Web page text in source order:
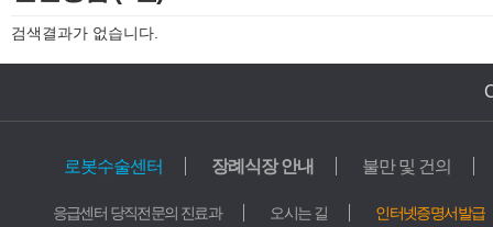
검색결과가 없습니다.
의료기관
가톨릭중앙의료원
교육기관
학교법인 가
로봇수술센터 장례식장 안내 불만 및 건의
응급센터 당직전문의 진료과 오시는 길 인터넷증명서발급